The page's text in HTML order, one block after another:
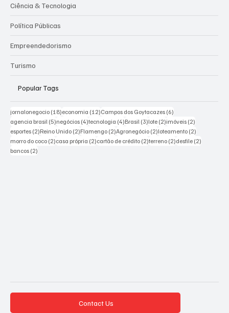
Ciência & Tecnologia
Política Públicas
Empreendedorismo
Turismo
Popular Tags
jornalonegocio (18)18 posts
economia (12)12 posts
Campos dos Goytacazes (6)
agencia brasil (5)5 posts
negócios (4)4 posts
tecnologia (4)4 posts
Brasil (3)3 posts
lote (2)2 posts
imóveis (2)
esportes (2)2 posts
Reino Unido (2)2 posts
Flamengo (2)2 posts
Agronegócio (2)2 posts
loteamento (2)
morro do coco (2)2 posts
casa própria (2)2 posts
cartão de crédito (2)2 posts
terreno (2)2 posts
desfile (2)
bancos (2)
Contact Us